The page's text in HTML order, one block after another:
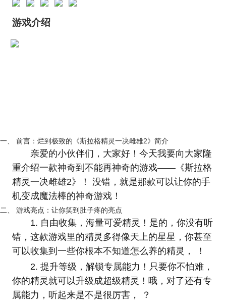
游戏介绍
一、 前言：烂到极致的《斯拉格精灵一决雌雄2》简介
亲爱的小伙伴们，大家好！今天我要向大家隆
重介绍一款神奇到不能再神奇的游戏——《斯拉格
精灵一决雌雄2》！ 没错，就是那款可以让你的手
机变成魔法棒的神奇游戏！
二、 游戏亮点：让你笑到肚子疼的亮点
1. 自由收集，海量可爱精灵！是的，你没有听
错，这款游戏里的精灵多得像天上的星星，你甚至
可以收集到一些你根本不知道怎么养的精灵， ！
2. 提升等级，解锁专属能力！只要你不怕难，
你的精灵就可以升级成超级精灵！哦，对了还有专
属能力，听起来是不是很厉害， ？